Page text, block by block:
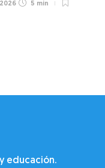
5 min
educación.